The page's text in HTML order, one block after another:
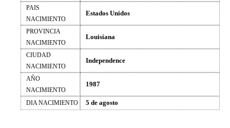
PAIS
NACIMIENTO
Estados Unidos
PROVINCIA
NACIMIENTO
Louisiana
CIUDAD
NACIMIENTO
Independence
AÑO
NACIMIENTO
1987
DIA NACIMIENTO 5 de agosto